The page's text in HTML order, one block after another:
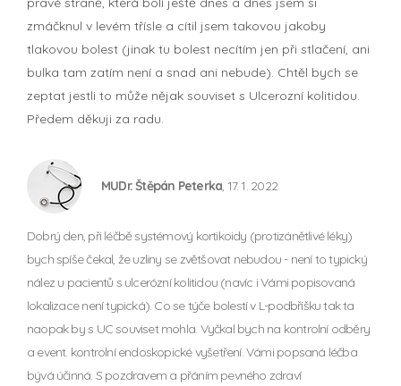
zmáčknul v levém třísle a cítil jsem takovou jakoby
tlakovou bolest (jinak tu bolest necítím jen při stlačení, ani
bulka tam zatím není a snad ani nebude). Chtěl bych se
zeptat jestli to může nějak souviset s Ulcerozní kolitidou.
Předem děkuji za radu.
MUDr. Štěpán Peterka, 17. 1. 2022
Dobrý den, při léčbě systémový kortikoidy (protizánětlivé léky)
bych spíše čekal, že uzliny se zvětšovat nebudou - není to typický
nález u pacientů s ulcerózní kolitidou (navíc i Vámi popisovaná
lokalizace není typická). Co se týče bolestí v L-podbřišku tak ta
naopak by s UC souviset mohla. Vyčkal bych na kontrolní odběry
a event. kontrolní endoskopické vyšetření. Vámi popsaná léčba
bývá účinná. S pozdravem a přáním pevného zdraví